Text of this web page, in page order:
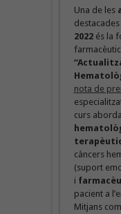
Una de les
destacades
2022és la
nota de
curs aborda
càncers
(suport
i
pacient a
Mitjans com